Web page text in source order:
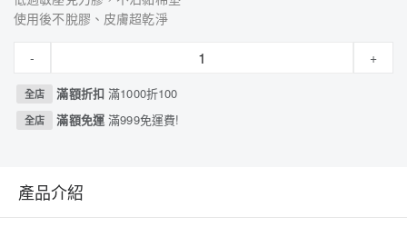
使用後不脫膠、皮膚超乾淨
- +
全店 滿額折扣滿1000折100
全店 滿額免運滿999免運費!
產品介紹